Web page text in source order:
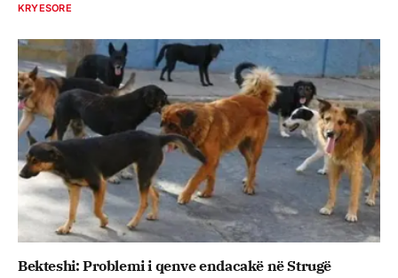
KRYESORE
Bekteshi: Problemi i qenve endacakë në Strugë